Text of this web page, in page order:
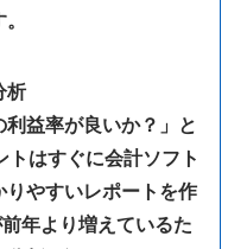
析
益率が良いか？」と
はすぐに会計ソフト
やすいレポートを作
年より増えているた